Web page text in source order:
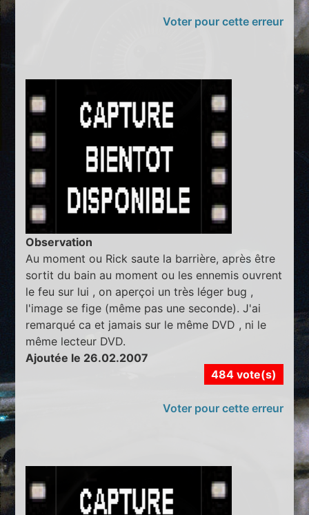
Voter pour cette erreur
Observation
Au moment ou Rick saute la barrière, après être
sortit du bain au moment ou les ennemis ouvrent
le feu sur lui , on aperçoi un très léger bug ,
l'image se fige (même pas une seconde). J'ai
remarqué ca et jamais sur le même DVD , ni le
même lecteur DVD.
Ajoutée le 26.02.2007
484 vote(s)
Voter pour cette erreur